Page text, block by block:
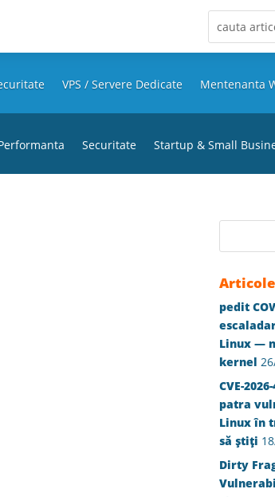
VPS / Servere Dedicate Mentenanta
Securitate Startup & Small
pedit
Linux —
kernel
CVE-
patra
Linux în
să știți
Dirty